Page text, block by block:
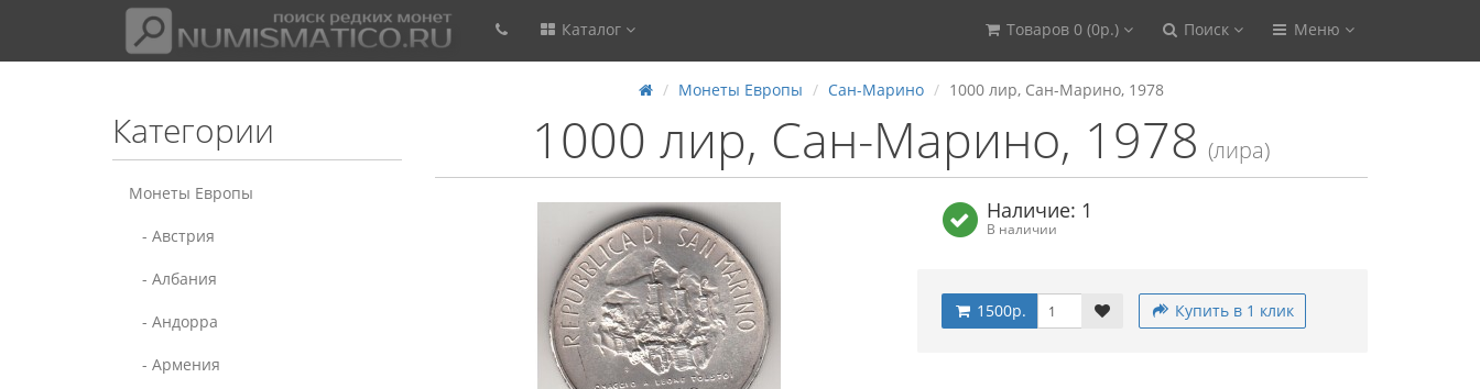
Каталог Товаров 0 (0р.) Поиск Меню
Категории
Монеты Европы
- Австрия
- Албания
- Андорра
- Армения
Монеты Европы Сан-Марино 1000 лир, Сан-Марино, 1978
1000 лир, Сан-Марино, 1978 (лира)
Наличие: 1
В наличии
1500р. Купить в 1 клик